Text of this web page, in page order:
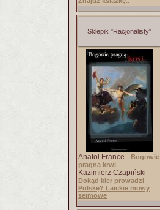
Sklepik "Racjonalisty"
Anatol France - Bogowie
pragną krwi
Kazimierz Czapiński -
Dokąd kler prowadzi
Polskę? Laickie mowy
sejmowe